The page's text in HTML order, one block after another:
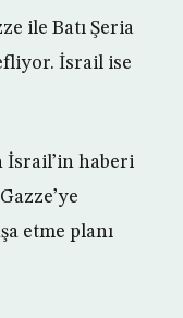
ile Batı Şeria
İsrail ise
İsrail’in haberi
etme planı